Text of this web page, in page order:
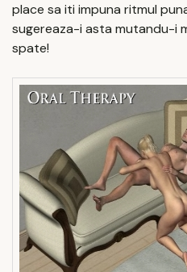
place sa iti impuna ritmul
sugereaza-i asta mutandu-i
spate!